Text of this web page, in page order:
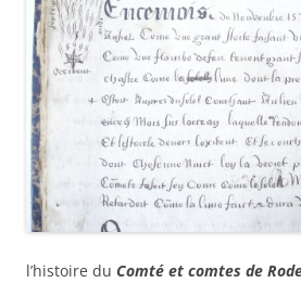
l’histoire du Comté et comtes de